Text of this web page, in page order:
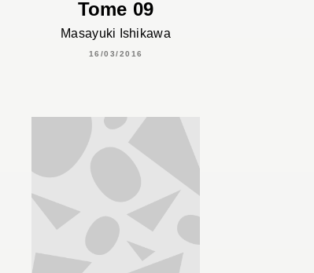
Tome 09
Masayuki Ishikawa
16/03/2016